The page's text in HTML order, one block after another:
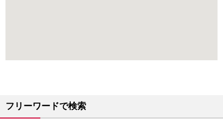
フリーワードで検索